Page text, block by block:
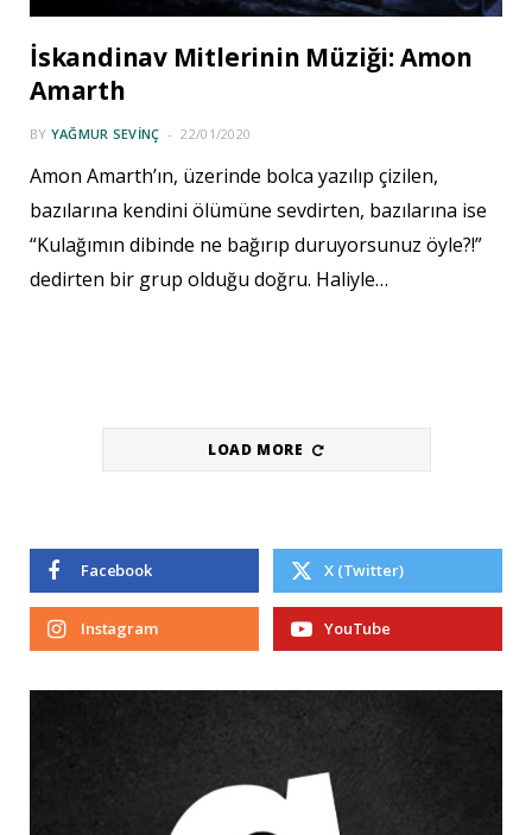
İskandinav Mitlerinin Müziği: Amon
Amarth
BY YAĞMUR SEVINÇ 22/01/2020
Amon Amarth’ın, üzerinde bolca yazılıp çizilen,
bazılarına kendini ölümüne sevdirten, bazılarına ise
“Kulağımın dibinde ne bağırıp duruyorsunuz öyle?!”
dedirten bir grup olduğu doğru. Haliyle…
LOAD MORE
Facebook X (Twitter)
Instagram YouTube